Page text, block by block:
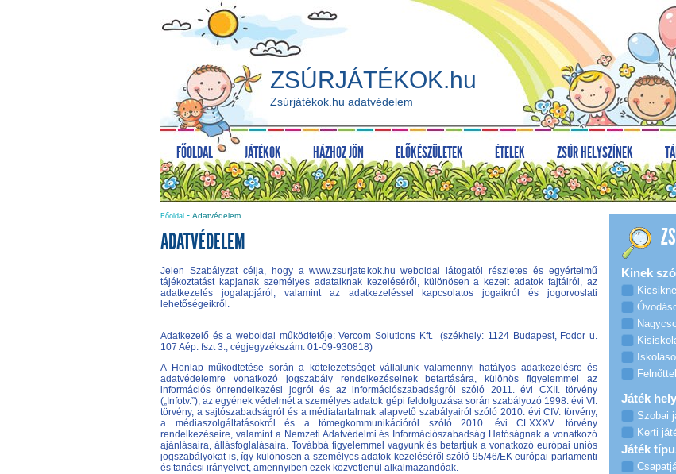
ZSÚRJÁTÉKOK.hu
Zsúrjátékok.hu adatvédelem
FŐOLDAL JÁTÉKOK HÁZHOZ JÖN ELŐKÉSZÜLETEK ÉTELEK ZSÚR HELYSZÍNEK
Főoldal - Adatvédelem
ADATVÉDELEM
Jelen Szabályzat célja, hogy a www.zsurjatekok.hu weboldal látogatói részletes és egyértelmű
tájékoztatást kapjanak személyes adataiknak kezeléséről, különösen a kezelt adatok fajtáiról, az
adatkezelés jogalapjáról, valamint az adatkezeléssel kapcsolatos jogaikról és jogorvoslati
lehetőségeikről.
Adatkezelő és a weboldal működtetője: Vercom Solutions Kft. (székhely: 1124 Budapest, Fodor u.
107 Aép. fszt 3., cégjegyzékszám: 01-09-930818)
A Honlap működtetése során a kötelezettséget vállalunk valamennyi hatályos adatkezelésre és
adatvédelemre vonatkozó jogszabály rendelkezéseinek betartására, különös figyelemmel az
információs önrendelkezési jogról és az információszabadságról szóló 2011. évi CXII. törvény
(„Infotv.”), az egyének védelmét a személyes adatok gépi feldolgozása során szabályozó 1998. évi VI.
törvény, a sajtószabadságról és a médiatartalmak alapvető szabályairól szóló 2010. évi CIV. törvény,
a médiaszolgáltatásokról és a tömegkommunikációról szóló 2010. évi CLXXXV. törvény
rendelkezéseire, valamint a Nemzeti Adatvédelmi és Információszabadság Hatóságnak a vonatkozó
ajánlásaira, állásfoglalásaira. Továbbá figyelemmel vagyunk és betartjuk a vonatkozó európai uniós
jogszabályokat is, így különösen a személyes adatok kezeléséről szóló 95/46/EK európai parlamenti
és tanácsi irányelvet, amennyiben ezek közvetlenül alkalmazandóak.
Kinek
Játék
Szobai
Kerti
Játék